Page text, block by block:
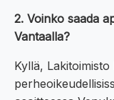
2. Voinko saada
Vantaalla?
Kyllä,